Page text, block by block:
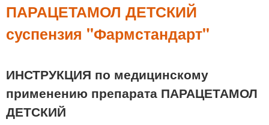
ПАРАЦЕТАМОЛ ДЕТСКИЙ
суспензия "Фармстандарт"
ИНСТРУКЦИЯ по медицинскому
применению препарата ПАРАЦЕТАМОЛ
ДЕТСКИЙ